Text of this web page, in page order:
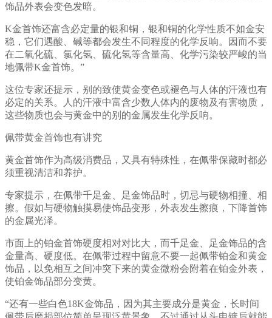
饰品外表会变色发暗。
K金首饰还富含必定量的银和铜，银和铜的化学性质不如金安
稳，它们遇酸、碱等都会发生不同程度的化学反响。因而不要
在二氧化硫、氯化氢、硫化氢等含量高、化学污染较严峻的当
地佩带K金首饰。”
这位专家还提示，别的致使黄金变色或褪色与人体的汗液也有
必定的关系。人的汗液中富含少数人体内的废物及有害物质，
这些物质也会与黄金中的别的金属发生化学反响。
佩带黄金首饰也有讲究
黄金首饰作为高级消费品，又具有特殊性，在佩带保藏时都必
须重视清洁和养护。
专家提示，在佩带千足金、足金饰品时，切忌与硬物相撞、相
擦。假如与硬物触摸易使饰品变形，外表发生擦痕，下降首饰
的金属光泽。
市面上的铂金首饰硬度相对对比大，而千足金、足金饰品的含
金量高、硬度低。在佩带过程中留意不要一起佩带铂金和黄金
饰品，以免相互之间冲突下来的黄金微粉会附着在铂金外表，
使铂金饰品部分变黄。
“还有一些白色18K金饰品，因为其主要成分是黄金，长时间